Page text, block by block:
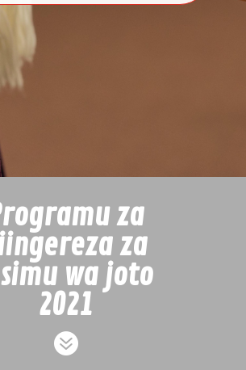
za
za
wa joto
2021
